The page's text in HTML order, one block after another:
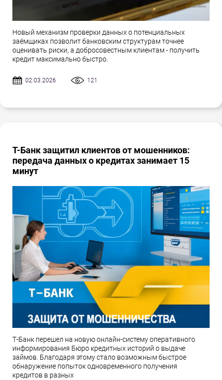
Новый механизм проверки данных о потенциальных
заёмщиках позволит банковским структурам точнее
оценивать риски, а добросовестным клиентам - получить
кредит максимально быстро.
02.03.2026 121
Т-Банк защитил клиентов от мошенников:
передача данных о кредитах занимает 15
минут
Т-Банк перешел на новую онлайн-систему оперативного
информирования Бюро кредитных историй о выдаче
займов. Благодаря этому стало возможным быстрое
обнаружение попыток одновременного получения
кредитов в разных